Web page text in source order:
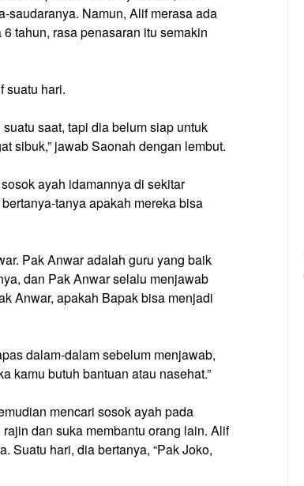
saudaranya. Namun, Alif merasa ada
tahun, rasa penasaran itu semakin
suatu hari.
saat, tapi dia belum siap untuk
sibuk,” jawab Saonah dengan lembut.
ayah idamannya di sekitar
tanya apakah mereka bisa
Pak Anwar adalah guru yang baik
dan Pak Anwar selalu menjawab
Anwar, apakah Bapak bisa menjadi
dalam-dalam sebelum menjawab,
kamu butuh bantuan atau nasehat.”
mencari sosok ayah pada
dan suka membantu orang lain. Alif
Suatu hari, dia bertanya, “Pak Joko,